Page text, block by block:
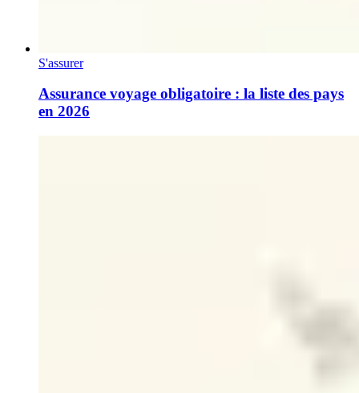
S'assurer
Assurance voyage obligatoire : la liste des pays
en 2026